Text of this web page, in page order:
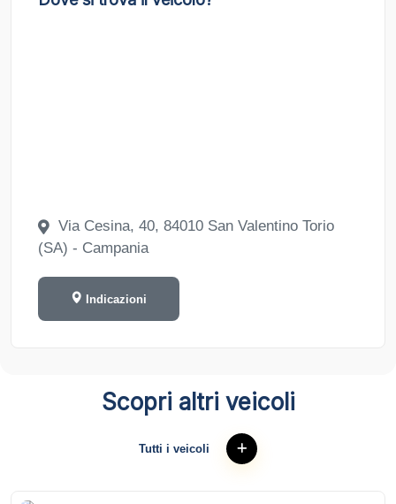
Via Cesina, 40, 84010 San Valentino Torio
(SA) - Campania
Indicazioni
Scopri altri veicoli
Tutti i veicoli